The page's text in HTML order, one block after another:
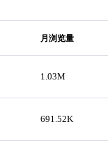
月浏览量
1.03M
691.52K